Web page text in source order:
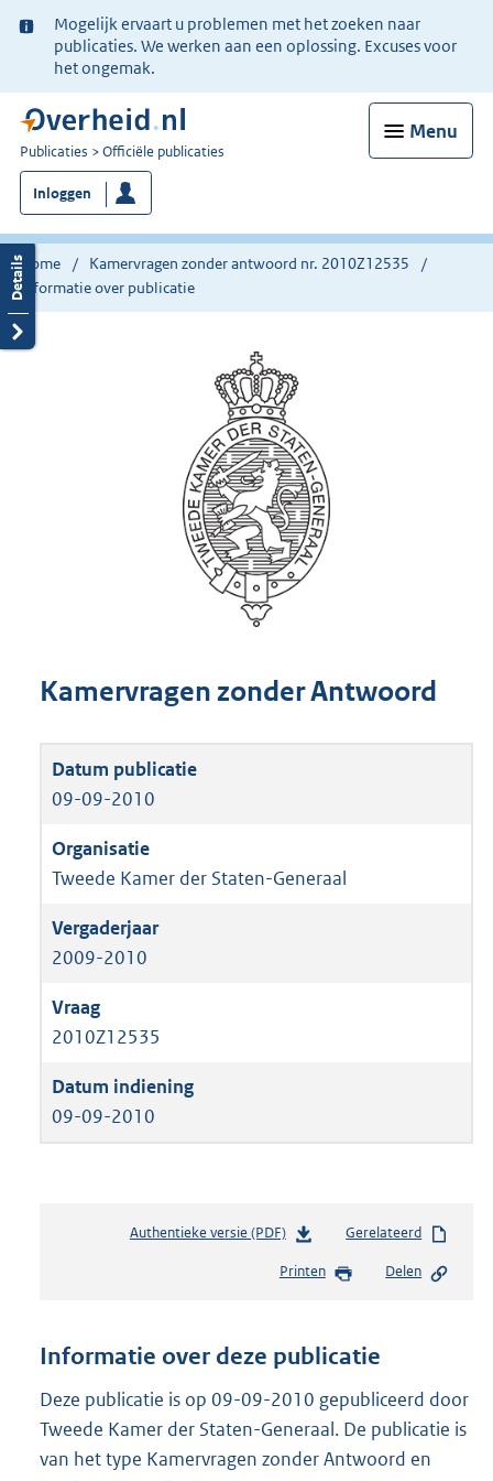
Ter
informatie:
Mogelijk ervaart u problemen met het zoeken naar
publicaties. We werken aan een oplossing. Excuses voor
het ongemak.
Menu
U
bent
nu
hier:
Publicaties Officiële publicaties
Inloggen
Home
Kamervragen zonder antwoord nr. 2010Z12535
Informatie over publicatie
Kamervragen zonder Antwoord
09-09-2010
Tweede Kamer der Staten-Generaal
2009-2010
2010Z12535
09-09-2010
Authentieke versie (PDF)b
s
n
s
r
o
Gerelateerd
Printen Delen
Informatie over deze publicatie
Deze publicatie is op 09-09-2010 gepubliceerd door
Tweede Kamer der Staten-Generaal. De publicatie is
van het type Kamervragen zonder Antwoord en